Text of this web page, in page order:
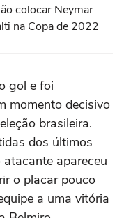
colocar Neymar
na Copa de 2022
gol e foi
momento decisivo
brasileira.
dos últimos
atacante apareceu
o placar pouco
a uma vitória